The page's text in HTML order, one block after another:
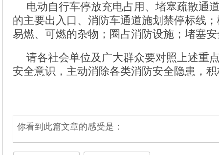
电动自行车停放充电占用、堵塞疏散通
的主要出入口、消防车通道施划禁停标线
易燃、可燃的杂物；圈占消防设施；堵塞
请各社会单位及广大群众要对照上述重
安全意识，主动消除各类消防安全隐患，
你看到此篇文章的感受是：